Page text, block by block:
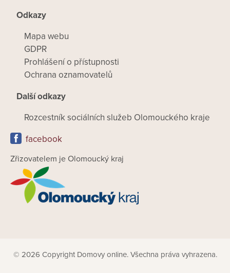
Odkazy
Mapa webu
GDPR
Prohlášení o přístupnosti
Ochrana oznamovatelů
Další odkazy
Rozcestník sociálních služeb Olomouckého kraje
facebook
Zřizovatelem je Olomoucký kraj
© 2026 Copyright Domovy online. Všechna práva vyhrazena.